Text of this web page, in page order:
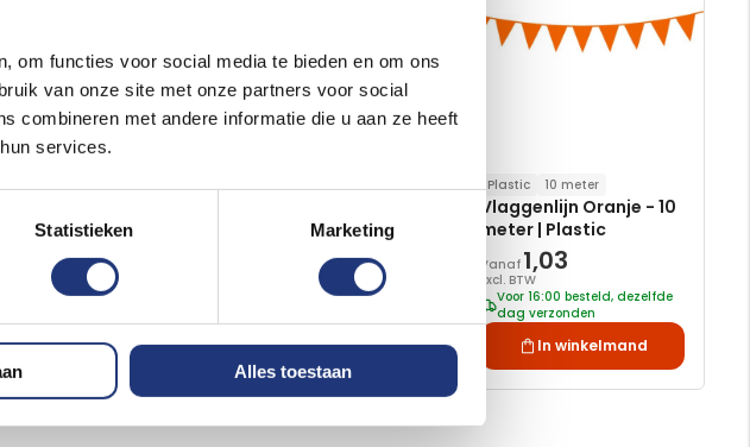
om functies voor social media te bieden en om ons
van onze site met onze partners voor social
combineren met andere informatie die u aan ze heeft
services.
Statistieken Marketing
Alles toestaan
haarverf
2,56
Voor 16:00 besteld, dezelfde
In winkelmand
Plastic 10 meter
Vlaggenlijn Oranje - 10
meter | Plastic
Vanaf 1,03
Excl. BTW
Voor 16:00 besteld, dezelfde
dag verzonden
In winkelmand